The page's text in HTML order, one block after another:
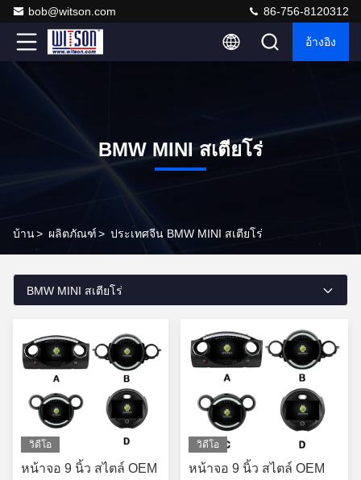
bob@witson.com 86-756-8120312
อ้างอิง
BMW MINI สเตียโร่
บ้าน> ผลิตภัณฑ์> ประเทศจีน BMW MINI สเตียโร่
BMW MINI สเตียโร่
วิดีโอ
หน้าจอ 9 นิ้ว สไตล์ OEM
วิดีโอ
หน้าจอ 9 นิ้ว สไตล์ OEM